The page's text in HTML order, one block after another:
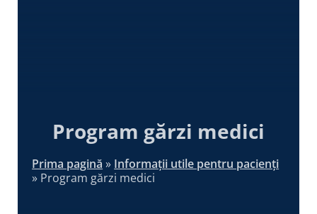
Program gărzi medici
Prima pagină » Informații utile pentru pacienți
» Program gărzi medici